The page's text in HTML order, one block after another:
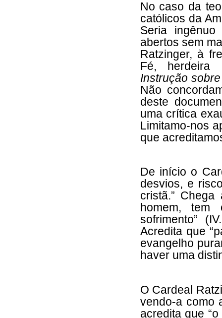
No caso da
católicos da
Seria
abertos sem
Ratzinger, à
Fé, herdeira
Instrução
Não
deste
uma crítica
Limitamo-nos
que
De início o
desvios, e
cristã.”
homem,
sofrimento”
Acredita que
evangelho
haver uma
O Cardeal
vendo-a como
acredita que